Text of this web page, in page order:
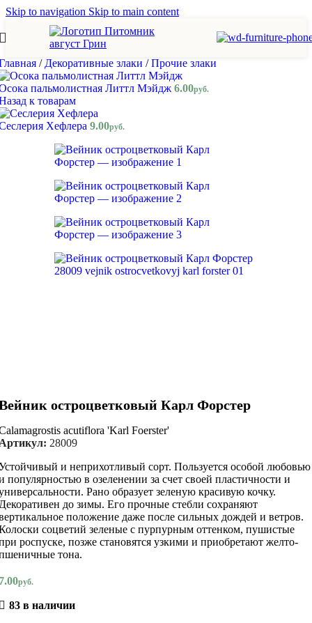
Skip to navigation Skip to main content
/ Декоративные злаки / Прочие злаки
пальмолистная Литтл Мэйдж 6.00руб.
к товарам
Хефлера 9.00руб.
остроцветковый Карл Форстер
acutiflora 'Karl Foerster'
28009
и неприхотливый сорт. Пользуется особой любовью
популярностью в озеленении за счет своей пластичности и
Рано образует зеленую красивую кочку.
до зимы. Его прочные стебли сохраняют
положение даже после сильных дождей и ветров.
соцветий зеленые с пурпурным оттенком, пушистые
роспуске, позже становятся узкими и приобретают желто-
тона.
руб.
83 в наличии